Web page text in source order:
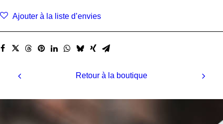
GraineAjouter à la liste d’envies
Retour à la boutique